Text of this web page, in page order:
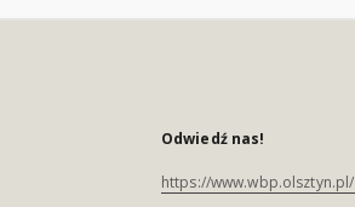
Odwiedź nas!
https://www.wbp.olsztyn.pl/